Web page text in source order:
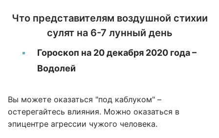
Что представителям воздушной стихии
сулят на 6-7 лунный день
Гороскоп на 20 декабря 2020 года –
Водолей
Вы можете оказаться "под каблуком" –
остерегайтесь влияния. Можно оказаться в
эпицентре агрессии чужого человека.